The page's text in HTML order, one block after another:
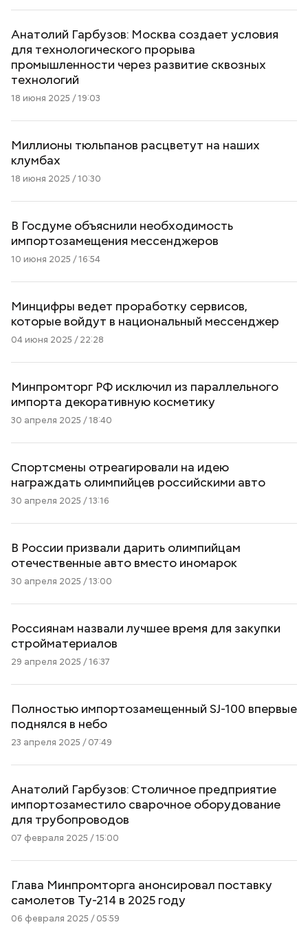
Анатолий Гарбузов: Москва создает условия
для технологического прорыва
промышленности через развитие сквозных
технологий
18 июня 2025 / 19:03
Миллионы тюльпанов расцветут на наших
клумбах
18 июня 2025 / 10:30
В Госдуме объяснили необходимость
импортозамещения мессенджеров
10 июня 2025 / 16:54
Минцифры ведет проработку сервисов,
которые войдут в национальный мессенджер
04 июня 2025 / 22:28
Минпромторг РФ исключил из параллельного
импорта декоративную косметику
30 апреля 2025 / 18:40
Спортсмены отреагировали на идею
награждать олимпийцев российскими авто
30 апреля 2025 / 13:16
В России призвали дарить олимпийцам
отечественные авто вместо иномарок
30 апреля 2025 / 13:00
Россиянам назвали лучшее время для закупки
стройматериалов
29 апреля 2025 / 16:37
Полностью импортозамещенный SJ-100 впервые
поднялся в небо
23 апреля 2025 / 07:49
Анатолий Гарбузов: Столичное предприятие
импортозаместило сварочное оборудование
для трубопроводов
07 февраля 2025 / 15:00
Глава Минпромторга анонсировал поставку
самолетов Ту-214 в 2025 году
06 февраля 2025 / 05:59